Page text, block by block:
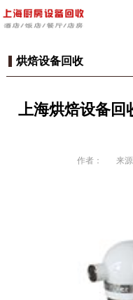
烘焙设备回收
上海烘焙设备回
作者： 来源